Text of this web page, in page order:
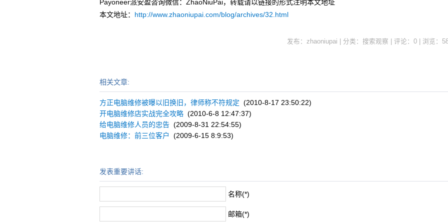
Payoneer派安盈咨询微信：ZhaoNiuPai，转载请以链接的形式注明本文地址
本文地址： http://www.zhaoniupai.com/blog/archives/32.html
发布：zhaoniupai | 分类：搜索观察 | 评论：0 | 浏览：
相关文章:
方正电脑维修被曝以旧换旧，律师称不符规定 (2010-8-17 23:50:22)
开电脑维修店实战完全攻略 (2010-6-8 12:47:37)
给电脑维修人员的忠告 (2009-8-31 22:54:55)
电脑维修：前三位客户
(2009-6-15 8:9:53)
发表重要讲话:
名称(*)
邮箱(*)